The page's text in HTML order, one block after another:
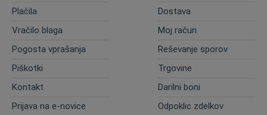
Plačila
Dostava
Vračilo blaga
Moj račun
Pogosta vprašanja
Reševanje sporov
Piškotki
Trgovine
Kontakt
Darilni boni
Prijava na e-novice
Odpoklic zdelkov